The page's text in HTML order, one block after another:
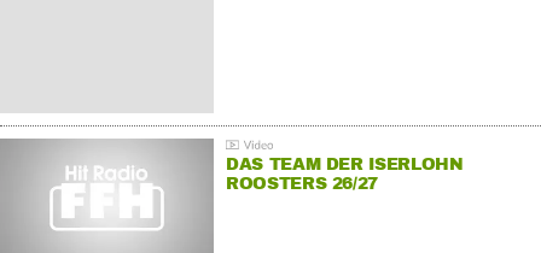
DAS TEAM DER ISERLOHN
ROOSTERS 26/27